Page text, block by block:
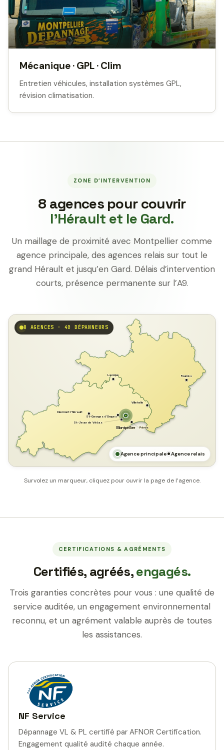
Mécanique · GPL · Clim
Entretien véhicules, installation systèmes GPL,
révision climatisation.
ZONE D’INTERVENTION
8 agences pour couvrir
l’Hérault et le Gard.
Un maillage de proximité avec Montpellier comme
agence principale, des agences relais sur tout le
grand Hérault et jusqu’en Gard. Délais d’intervention
courts, présence permanente sur l’A9.
Montpellier Pérols
Laroque Fournès
Villetelle
St-Georges d'Orques
Clermont l'Hérault
St-Jean de Védas
8 AGENCES · 40 DÉPANNEURS
Agence principale Agence relais
Survolez un marqueur, cliquez pour ouvrir la page de l’agence.
CERTIFICATIONS & AGRÉMENTS
Certifiés, agréés,engagés.
Trois garanties concrètes pour vous : une qualité de
service auditée, un engagement environnemental
reconnu, et un agrément valable auprès de toutes
les assistances.
NF Service
Dépannage VL & PL certifié par AFNOR Certification.
Engagement qualité audité chaque année.